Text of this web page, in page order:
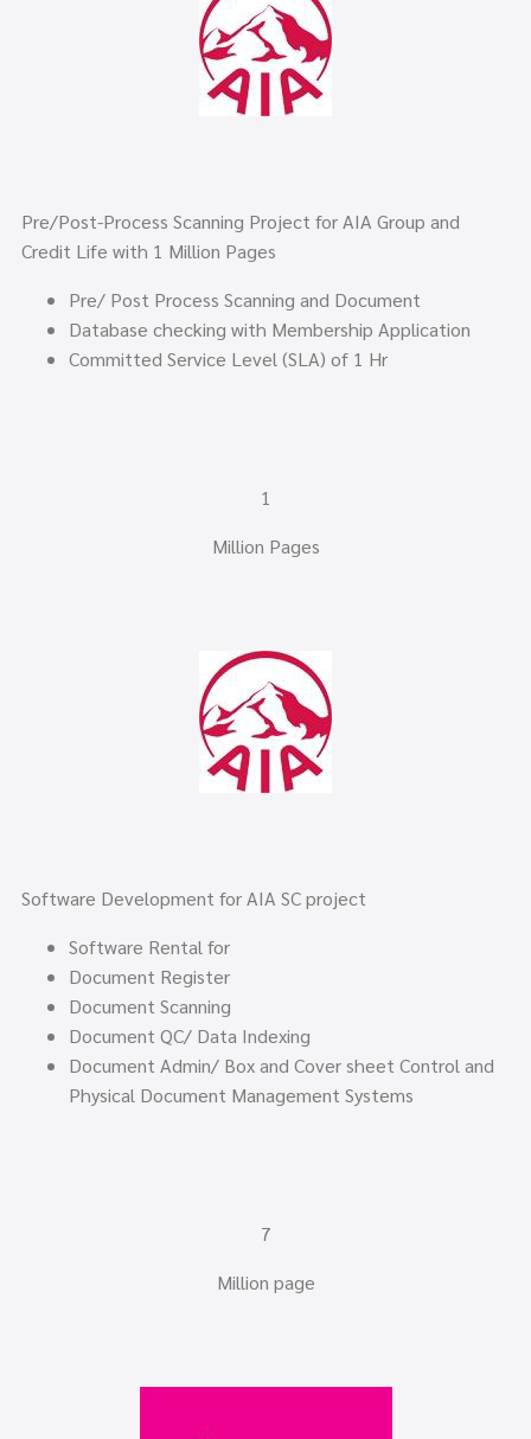
Pre/Post-Process Scanning Project for AIA Group and
Credit Life with 1 Million Pages
Pre/ Post Process Scanning and Document
Database checking with Membership Application
Committed Service Level (SLA) of 1 Hr
1
Million Pages
Software Development for AIA SC project
Software Rental for
Document Register
Document Scanning
Document QC/ Data Indexing
Document Admin/ Box and Cover sheet Control and
Physical Document Management Systems
7
Million page